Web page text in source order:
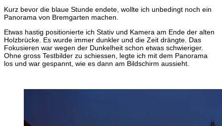
Kurz bevor die blaue Stunde endete, wollte ich unbedingt noch ein
Panorama von Bremgarten machen.
Etwas hastig positionierte ich Stativ und Kamera am Ende der alten
Holzbrücke. Es wurde immer dunkler und die Zeit drängte. Das
Fokusieren war wegen der Dunkelheit schon etwas schwieriger.
Ohne gross Testbilder zu schiessen, legte ich mit dem Panorama
los und war gespannt, wie es dann am Bildschirm aussieht.